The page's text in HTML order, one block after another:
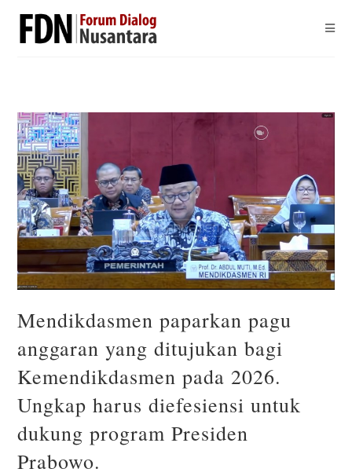
Mendikdasmen paparkan pagu
anggaran yang ditujukan bagi
Kemendikdasmen pada 2026.
Ungkap harus diefesiensi untuk
dukung program Presiden
Prabowo.